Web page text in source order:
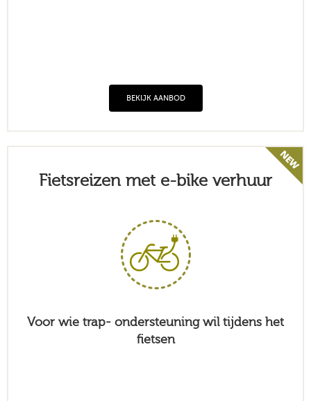
BEKIJK AANBOD
Fietsreizen met e-bike verhuur
Voor wie trap- ondersteuning wil tijdens het
fietsen